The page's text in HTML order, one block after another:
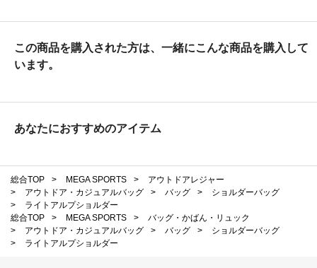
この商品を購入された方は、一緒にこんな商品を購入して
います。
あなたにおすすめのアイテム
総合TOP > MEGA SPORTS >
アウトドアレジャー
>
アウトドア・カジュアルバッグ > バッグ >
ショルダーバッグ
>
ライトアルプショルダー
総合TOP
> MEGA SPORTS >
バッグ・かばん・リュック
>
アウトドア・カジュアルバッグ > バッグ >
ショルダーバッグ
>
ライトアルプショルダー